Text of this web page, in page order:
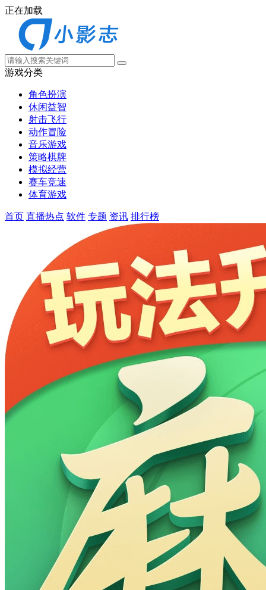
正在加载
游戏分类
角色扮演
休闲益智
射击飞行
动作冒险
音乐游戏
策略棋牌
模拟经营
赛车竞速
体育游戏
首页 直播热点 软件 专题 资讯 排行榜